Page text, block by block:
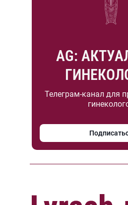
AG:
Телеграм-канал для